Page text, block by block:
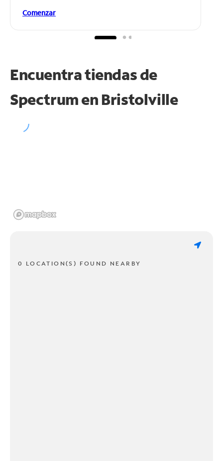
Comenzar
Encuentra tiendas de
Spectrum en Bristolville
0 LOCATION(S) FOUND NEARBY